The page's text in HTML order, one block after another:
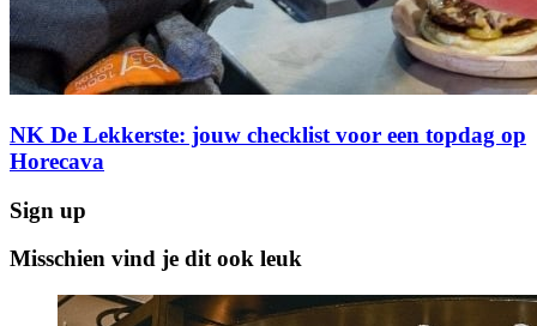
NK De Lekkerste: jouw checklist voor een topdag op
Horecava
Sign up
Misschien vind je dit ook leuk